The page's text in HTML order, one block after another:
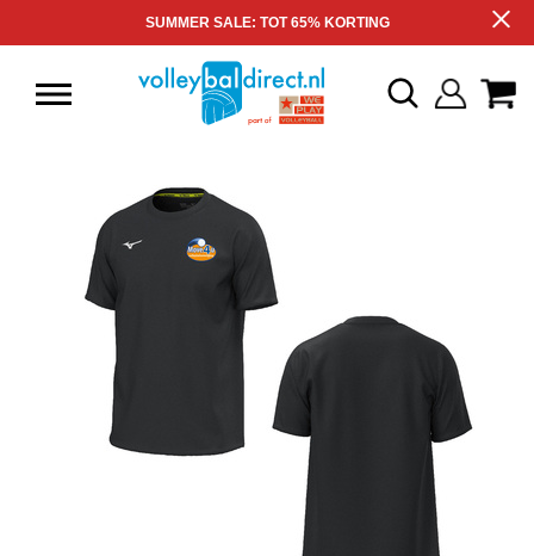
SUMMER SALE: TOT 65% KORTING